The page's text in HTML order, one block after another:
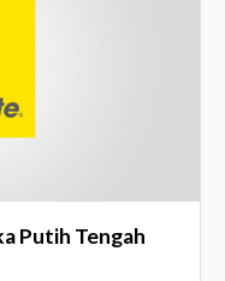
Putih Tengah